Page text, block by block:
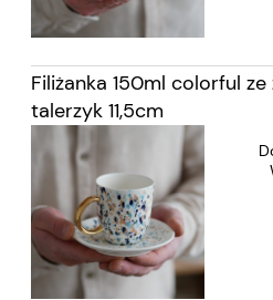
Filiżanka 150ml colorful
talerzyk 11,5cm